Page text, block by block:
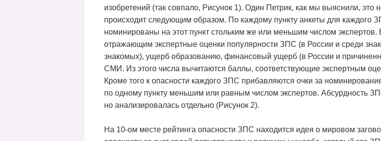
изобретений (так совпало, Рисунок 1). Один Петрик, как мы выяснили, это
происходит следующим образом. По каждому пункту анкеты для каждого
номинированы на этот пункт стольким же или меньшим числом
отражающим экспертные оценки популярности ЗПС (в России и среди
знакомых), ущерб образованию, финансовый ущерб (в России и
СМИ. Из этого числа вычитаются баллы, соответствующие экспертным
Кроме того к опасности каждого ЗПС прибавляются очки за
по одному пункту меньшим или равным числом экспертов. Абсурдность
но анализировалась отдельно (Рисунок 2).
На 10-ом месте рейтинга опасности ЗПС находится идея о мировом